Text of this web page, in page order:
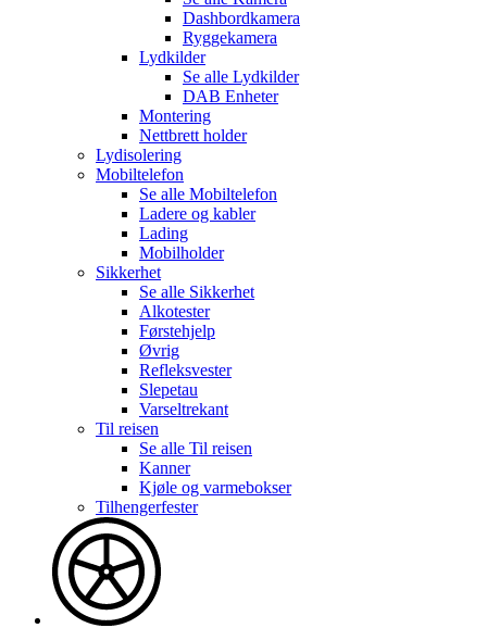
Dashbordkamera
Ryggekamera
Lydkilder
Se alle Lydkilder
DAB Enheter
Montering
Nettbrett holder
Lydisolering
Mobiltelefon
Se alle Mobiltelefon
Ladere og kabler
Lading
Mobilholder
Sikkerhet
Se alle Sikkerhet
Alkotester
Førstehjelp
Øvrig
Refleksvester
Slepetau
Varseltrekant
Til reisen
Se alle Til reisen
Kanner
Kjøle og varmebokser
Tilhengerfester